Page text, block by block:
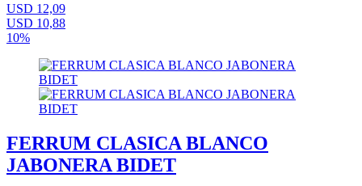
USD 12,09
USD 10,88
10%
FERRUM CLASICA BLANCO
JABONERA BIDET